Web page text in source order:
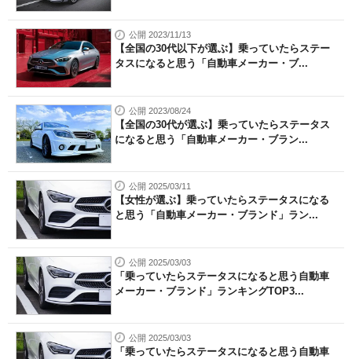
公開 2023/11/13
【全国の30代以下が選ぶ】乗っていたらステー
タスになると思う「自動車メーカー・ブ...
公開 2023/08/24
【全国の30代が選ぶ】乗っていたらステータス
になると思う「自動車メーカー・ブラン...
公開 2025/03/11
【女性が選ぶ】乗っていたらステータスになる
と思う「自動車メーカー・ブランド」ラン...
公開 2025/03/03
「乗っていたらステータスになると思う自動車
メーカー・ブランド」ランキングTOP3...
公開 2025/03/03
「乗っていたらステータスになると思う自動車